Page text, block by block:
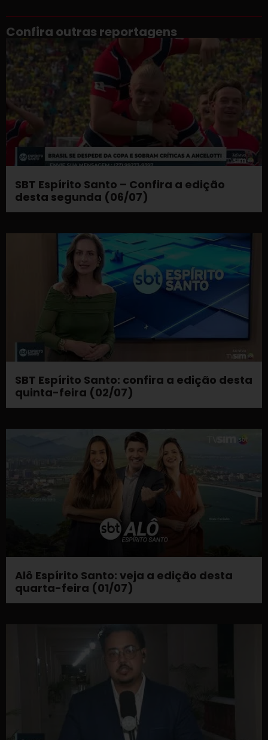
Confira outras reportagens
SBT Espírito Santo – Confira a edição
desta segunda (06/07)
SBT Espírito Santo: confira a edição desta
quinta-feira (02/07)
Alô Espírito Santo: veja a edição desta
quarta-feira (01/07)